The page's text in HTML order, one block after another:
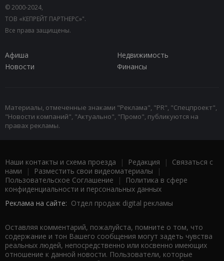
© 2000-2024,
ТОВ «КЕПРЕЙТ ПАРТНЕРС»".
Все права защищены.
Афиша
Недвижимость
Новости
Финансы
Материалы, отмеченные знаками "Реклама", "PR", "Спецпроект",
"Новости компаний", "Актуально", "Промо", публикуются на
правах рекламы.
Наши контакты и схема проезда | Редакция | Связаться с
нами | Разместить свои видеоматериалы |
Пользовательское Соглашение |
Политика в сфере
конфиденциальности и персональных данных
Реклама на сайте: Отдел продаж digital рекламы
Оставляя комментарий, пожалуйста, помните о том, что
содержание и тон Вашего сообщения могут задеть чувства
реальных людей, непосредственно или косвенно имеющих
отношение к данной новости. Пользователи, которые